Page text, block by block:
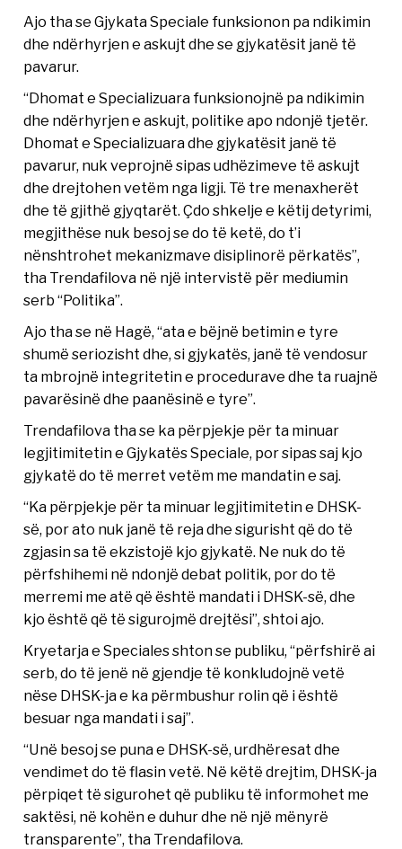
Ajo tha se Gjykata Speciale funksionon pa ndikimin
dhe ndërhyrjen e askujt dhe se gjykatësit janë të
pavarur.
“Dhomat e Specializuara funksionojnë pa ndikimin
dhe ndërhyrjen e askujt, politike apo ndonjë tjetër.
Dhomat e Specializuara dhe gjykatësit janë të
pavarur, nuk veprojnë sipas udhëzimeve të askujt
dhe drejtohen vetëm nga ligji. Të tre menaxherët
dhe të gjithë gjyqtarët. Çdo shkelje e këtij detyrimi,
megjithëse nuk besoj se do të ketë, do t’i
nënshtrohet mekanizmave disiplinorë përkatës”,
tha Trendafilova në një intervistë për mediumin
serb “Politika”.
Ajo tha se në Hagë, “ata e bëjnë betimin e tyre
shumë seriozisht dhe, si gjykatës, janë të vendosur
ta mbrojnë integritetin e procedurave dhe ta ruajnë
pavarësinë dhe paanësinë e tyre”.
Trendafilova tha se ka përpjekje për ta minuar
legjitimitetin e Gjykatës Speciale, por sipas saj kjo
gjykatë do të merret vetëm me mandatin e saj.
“Ka përpjekje për ta minuar legjitimitetin e DHSK-
së, por ato nuk janë të reja dhe sigurisht që do të
zgjasin sa të ekzistojë kjo gjykatë. Ne nuk do të
përfshihemi në ndonjë debat politik, por do të
merremi me atë që është mandati i DHSK-së, dhe
kjo është që të sigurojmë drejtësi”, shtoi ajo.
Kryetarja e Speciales shton se publiku, “përfshirë ai
serb, do të jenë në gjendje të konkludojnë vetë
nëse DHSK-ja e ka përmbushur rolin që i është
besuar nga mandati i saj”.
“Unë besoj se puna e DHSK-së, urdhëresat dhe
vendimet do të flasin vetë. Në këtë drejtim, DHSK-ja
përpiqet të sigurohet që publiku të informohet me
saktësi, në kohën e duhur dhe në një mënyrë
transparente”, tha Trendafilova.